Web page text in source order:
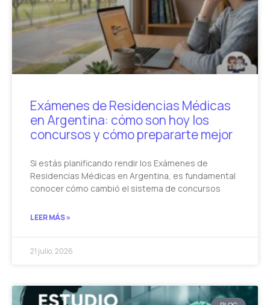
Exámenes de Residencias Médicas
en Argentina: cómo son hoy los
concursos y cómo prepararte mejor
Si estás planificando rendir los Exámenes de
Residencias Médicas en Argentina, es fundamental
conocer cómo cambió el sistema de concursos
LEER MÁS »
21 julio, 2026